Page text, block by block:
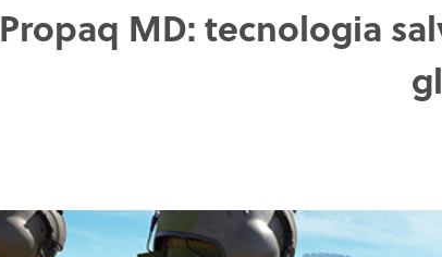
Propaq MD: tecnologia